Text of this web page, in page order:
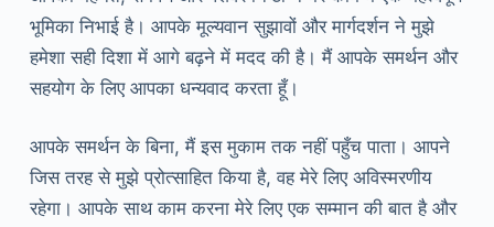
भूमिका निभाई है। आपके मूल्यवान सुझावों और मार्गदर्शन ने मुझे
हमेशा सही दिशा में आगे बढ़ने में मदद की है। मैं आपके समर्थन और
सहयोग के लिए आपका धन्यवाद करता हूँ।
आपके समर्थन के बिना, मैं इस मुकाम तक नहीं पहुँच पाता। आपने
जिस तरह से मुझे प्रोत्साहित किया है, वह मेरे लिए अविस्मरणीय
रहेगा। आपके साथ काम करना मेरे लिए एक सम्मान की बात है और